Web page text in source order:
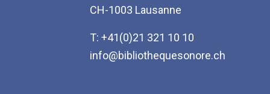
CH-1003 Lausanne
T: +41(0)21 321 10 10
info@bibliothequesonore.ch